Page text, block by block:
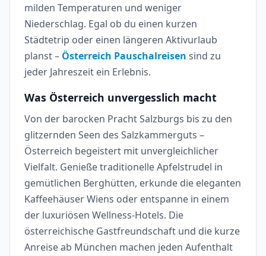
milden Temperaturen und weniger
Niederschlag. Egal ob du einen kurzen
Städtetrip oder einen längeren Aktivurlaub
planst – Österreich Pauschalreisen sind zu
jeder Jahreszeit ein Erlebnis.
Was Österreich unvergesslich macht
Von der barocken Pracht Salzburgs bis zu den
glitzernden Seen des Salzkammerguts –
Österreich begeistert mit unvergleichlicher
Vielfalt. Genieße traditionelle Apfelstrudel in
gemütlichen Berghütten, erkunde die eleganten
Kaffeehäuser Wiens oder entspanne in einem
der luxuriösen Wellness-Hotels. Die
österreichische Gastfreundschaft und die kurze
Anreise ab München machen jeden Aufenthalt